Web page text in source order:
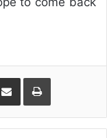
Compartilhar via e-mail Imprimir